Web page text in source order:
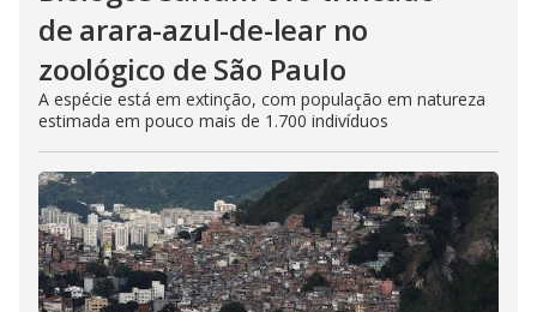
de arara-azul-de-lear no
zoológico de São Paulo
A espécie está em extinção, com população em natureza
estimada em pouco mais de 1.700 indivíduos